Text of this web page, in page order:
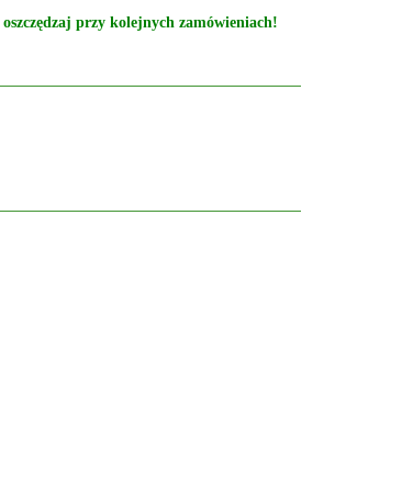
oszczędzaj przy kolejnych zamówieniach!